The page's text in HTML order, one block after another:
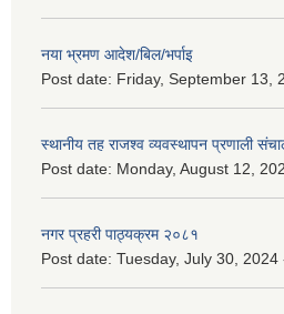
नया भ्रमण आदेश/बिल/भर्पाइ
Post date: Friday, September 13,
स्थानीय तह राजश्व व्यवस्थापन प्रणाली
Post date: Monday, August 12,
नगर प्रहरी पाठ्यक्रम २०८१
Post date: Tuesday, July 30, 2024